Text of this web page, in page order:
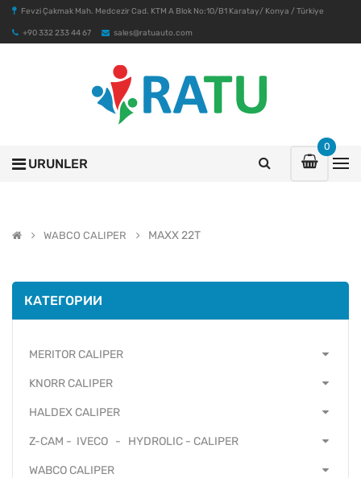
Fevzi Çakmak Mah. Medcezir Cad. KTM A Blok No:10/B1 Karatay/ Konya / Türkiye
+90 332 233 44 67 sales@ratuauto.com
0
URUNLER
WABCO CALIPER MAXX 22T
КАТЕГОРИИ
MERITOR CALIPER
KNORR CALIPER
HALDEX CALIPER
Z-CAM - IVECO - HYDROLIC - CALIPER
WABCO CALIPER